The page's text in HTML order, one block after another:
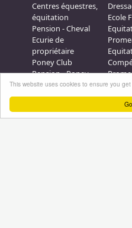
This website uses cookies to ensure you
Centres équestres,
équitation
Pension - Cheval
Ecurie de
propriétaire
Poney Club
Pension - Poney
Débourrage
Elevage
Ecole
Cheval
Plus d'infos